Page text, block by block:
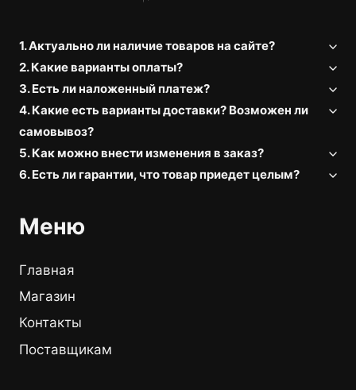
1. Актуально ли наличие товаров на сайте?
2. Какие варианты оплаты?
3. Есть ли наложенный платеж?
4. Какие есть варианты доставки? Возможен ли
самовывоз?
5. Как можно внести изменения в заказ?
6. Есть ли гарантии, что товар приедет целым?
Меню
Главная
Магазин
Контакты
Поставщикам